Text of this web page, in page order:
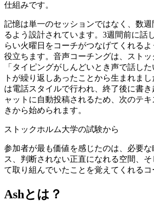
仕組みです。
記憶は単一のセッションではなく、数
るよう設計されています。3週間前に話
らい火曜日をコーチがつなげてくれる
役立ちます。音声コーチングは、スト
「タイピングがしんどいとき声で話し
トが繰り返しあったことから生まれま
は電話スタイルで行われ、終了後に書
ャットに自動投稿されるため、次のテ
きから始められます。
ストックホルム大学の試験から
参加者が最も価値を感じたのは、必要
ス、判断されない正直になれる空間、
て取り組んでいたことを覚えてくれるコ
Ashとは？